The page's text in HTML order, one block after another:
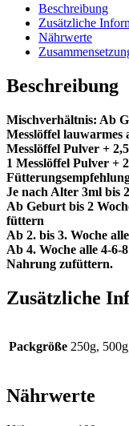
Beschreibung
Zusätzliche
Nährwerte
Beschreibung
Mischverhältnis: Ab
Messlöffel lauwarmes
Messlöffel Pulver +
1 Messlöffel Pulver +
Je nach Alter 3ml bis
Ab Geburt bis 2
füttern
Ab 2. bis 3. Woche
Ab 4. Woche alle 4-
Nahrung zufüttern.
Zusätzliche
Packgröße 250g,
Nährwerte